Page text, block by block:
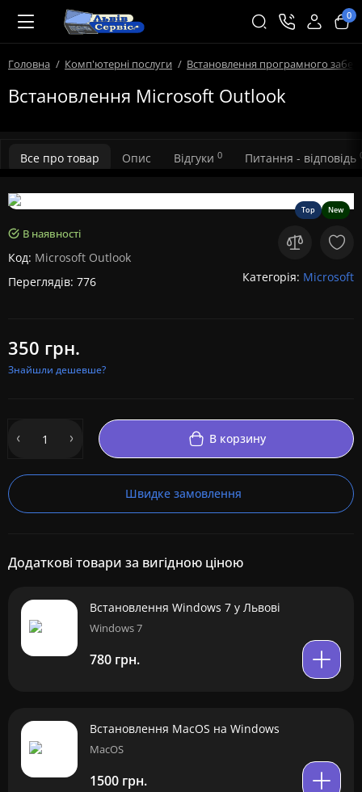
0
Головна Комп'ютерні послуги Встановлення програмного
Встановлення Microsoft Outlook
Все про товар Опис Відгуки 0 Питання - відповідь
Top New
В наявності
Код: Microsoft Outlook
Переглядів: 776
Категорія: Microsoft
350 грн.
Знайшли дешевше?
В корзину
Швидке замовлення
Додаткові товари за вигідною ціною
Встановлення Windows 7 у Львові
Windows 7
780 грн.
Встановлення MacOS на Windows
MacOS
1500 грн.